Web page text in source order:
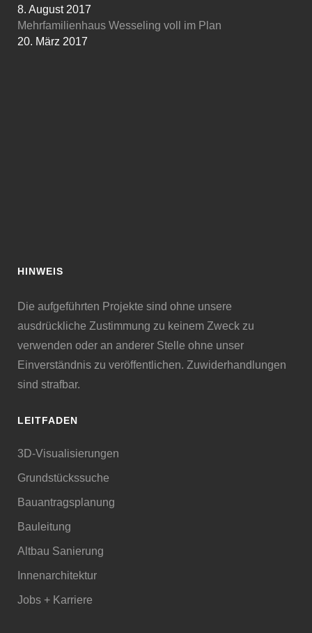
8. August 2017
Mehrfamilienhaus Wesseling voll im Plan
20. März 2017
HINWEIS
Die aufgeführten Projekte sind ohne unsere
ausdrückliche Zustimmung zu keinem Zweck zu
verwenden oder an anderer Stelle ohne unser
Einverständnis zu veröffentlichen. Zuwiderhandlungen
sind strafbar.
LEITFADEN
3D-Visualisierungen
Grundstückssuche
Bauantragsplanung
Bauleitung
Altbau Sanierung
Innenarchitektur
Jobs + Karriere